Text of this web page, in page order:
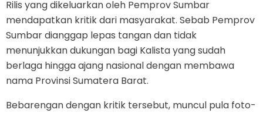
Rilis yang dikeluarkan oleh Pemprov Sumbar
mendapatkan kritik dari masyarakat. Sebab Pemprov
Sumbar dianggap lepas tangan dan tidak
menunjukkan dukungan bagi Kalista yang sudah
berlaga hingga ajang nasional dengan membawa
nama Provinsi Sumatera Barat.
Bebarengan dengan kritik tersebut, muncul pula foto-